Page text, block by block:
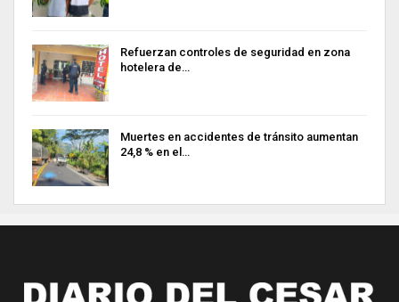
Refuerzan controles de seguridad en zona
hotelera de…
Muertes en accidentes de tránsito aumentan
24,8 % en el…